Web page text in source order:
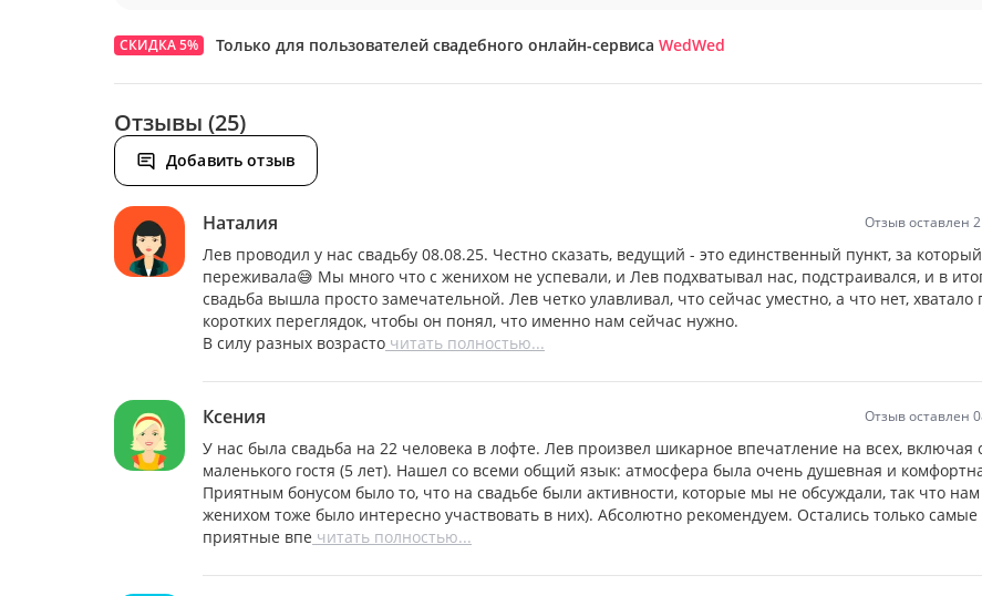
СКИДКА 5% Только для пользователей свадебного онлайн-сервиса WedWed
Отзывы (25)
Добавить отзыв
Наталия Отзыв оставлен
Лев проводил у нас свадьбу 08.08.25. Честно сказать, ведущий - это единственный пункт, за
переживала😅 Мы много что с женихом не успевали, и Лев подхватывал нас, подстраивался, и в
свадьба вышла просто замечательной. Лев четко улавливал, что сейчас уместно, а что нет, хватало
коротких переглядок, чтобы он понял, что именно нам сейчас нужно.
В силу разных возрасто читать полностью...
Ксения Отзыв оставлен
У нас была свадьба на 22 человека в лофте. Лев произвел шикарное впечатление на всех, включая
маленького гостя (5 лет). Нашел со всеми общий язык: атмосфера была очень душевная и
Приятным бонусом было то, что на свадьбе были активности, которые мы не обсуждали, так что нам
женихом тоже было интересно участвовать в них). Абсолютно рекомендуем. Остались только самые
приятные впе читать полностью...